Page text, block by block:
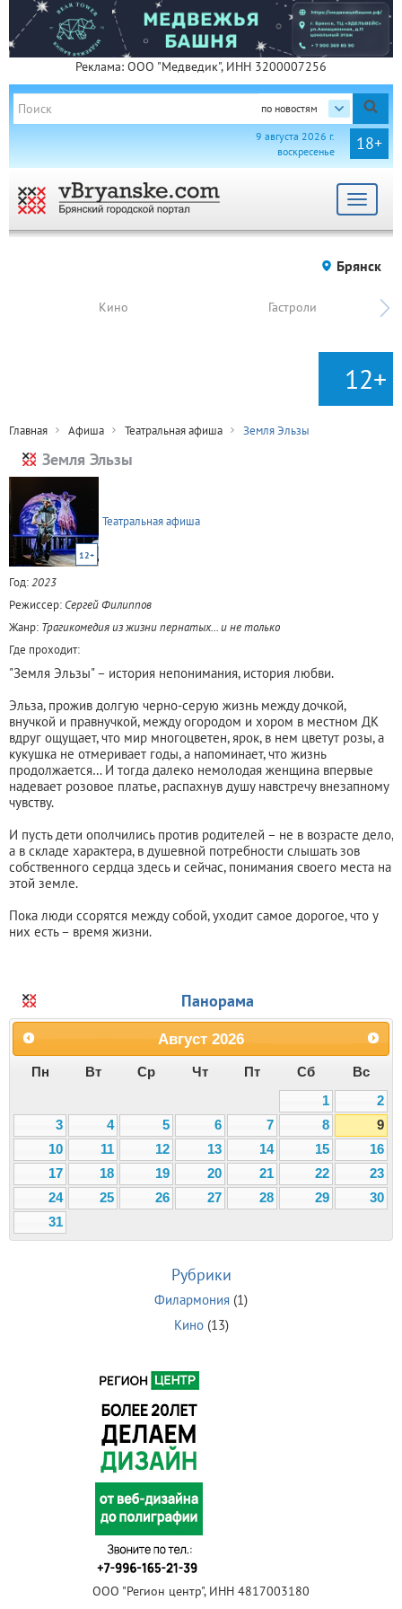
Реклама: ООО "Медведик", ИНН 3200007256
по новостям
18+
9 августа 2026 г.
воскресенье
Toggle
Брянск
Кино Гастроли
12+
Главная Афиша Театральная афиша Земля Эльзы
Земля Эльзы
12+
Театральная афиша
Год:2023
Режиссер: Сергей Филиппов
Жанр: Трагикомедия из жизни пернатых... и не только
Где проходит:
"Земля Эльзы" – история непонимания, история любви.
Эльза, прожив долгую черно-серую жизнь между дочкой,
внучкой и правнучкой, между огородом и хором в местном ДК
вдруг ощущает, что мир многоцветен, ярок, в нем цветут розы, а
кукушка не отмеривает годы, а напоминает, что жизнь
продолжается… И тогда далеко немолодая женщина впервые
надевает розовое платье, распахнув душу навстречу внезапному
чувству.
И пусть дети ополчились против родителей – не в возрасте дело,
а в складе характера, в душевной потребности слышать зов
собственного сердца здесь и сейчас, понимания своего места на
этой земле.
Пока люди ссорятся между собой, уходит самое дорогое, что у
них есть – время жизни.
Панорама
Август 2026
Пн Вт Ср Чт Пт Сб
Вс
1
2
3
4 5 6 7 8
9
10
11 12 13 14 15
16
17
18 19 20 21 22
23
24
25 26 27 28 29
30
31
Рубрики
Филармония (1)
Кино(13)
ООО "Регион центр", ИНН 4817003180